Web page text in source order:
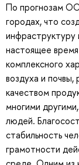
По прогнозам
городах, что
инфраструктуру
настоящее
комплексного
воздуха и
качеством
многими
людей.
стабильность
грамотности